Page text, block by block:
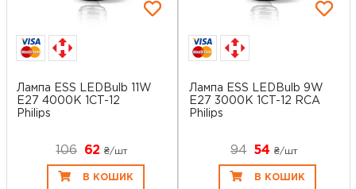
Лампа ESS LEDBulb 11W
E27 4000K 1CT-12
Philips
106 62₴/шт
В КОШИК
Лампа ESS LEDBulb 9W
E27 3000K 1CT-12 RCA
Philips
94 54 ₴/шт
В КОШИК